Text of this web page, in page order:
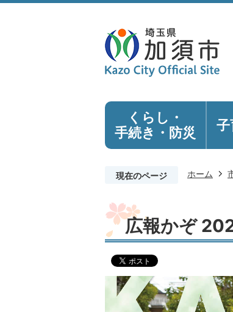
くらし・
手続き ・防災
現在のページ ホーム
広報かぞ